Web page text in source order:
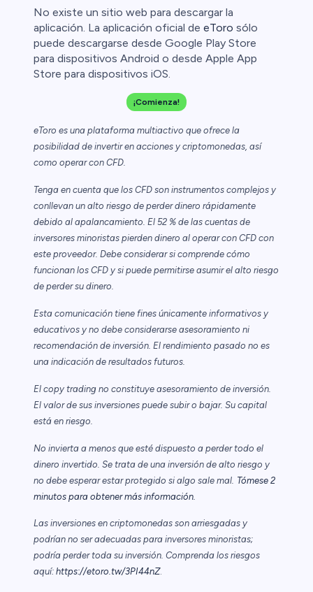
No existe un sitio web para descargar la
aplicación. La aplicación oficial de eToro sólo
puede descargarse desde Google Play Store
para dispositivos Android o desde Apple App
Store para dispositivos iOS.
¡Comienza!
eToro es una plataforma multiactivo que ofrece la
posibilidad de invertir en acciones y criptomonedas, así
como operar con CFD.
Tenga en cuenta que los CFD son instrumentos complejos y
conllevan un alto riesgo de perder dinero rápidamente
debido al apalancamiento. El 52 % de las cuentas de
inversores minoristas pierden dinero al operar con CFD con
este proveedor. Debe considerar si comprende cómo
funcionan los CFD y si puede permitirse asumir el alto riesgo
de perder su dinero.
Esta comunicación tiene fines únicamente informativos y
educativos y no debe considerarse asesoramiento ni
recomendación de inversión. El rendimiento pasado no es
una indicación de resultados futuros.
El copy trading no constituye asesoramiento de inversión.
El valor de sus inversiones puede subir o bajar. Su capital
está en riesgo.
No invierta a menos que esté dispuesto a perder todo el
dinero invertido. Se trata de una inversión de alto riesgo y
no debe esperar estar protegido si algo sale mal. Tómese 2
minutos para obtener más información.
Las inversiones en criptomonedas son arriesgadas y
podrían no ser adecuadas para inversores minoristas;
podría perder toda su inversión. Comprenda los riesgos
aquí: https://etoro.tw/3PI44nZ.